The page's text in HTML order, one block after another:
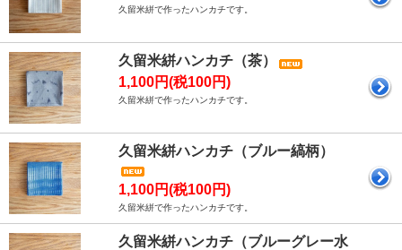
久留米絣で作ったハンカチです。
久留米絣ハンカチ（茶）
1,100円(税100円)
久留米絣で作ったハンカチです。
久留米絣ハンカチ（ブルー縞柄）
1,100円(税100円)
久留米絣で作ったハンカチです。
久留米絣ハンカチ（ブルーグレー水